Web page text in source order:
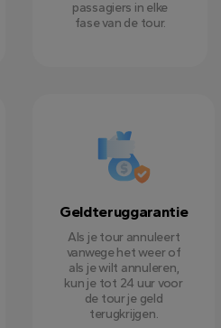
passagiers in elke
fase van de tour.
Geldteruggarantie
Als je tour annuleert
vanwege het weer of
als je wilt annuleren,
kun je tot 24 uur voor
de tour je geld
terugkrijgen.